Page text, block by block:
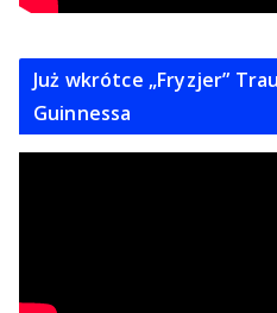
Już wkrótce „Fryzjer”
Guinnessa